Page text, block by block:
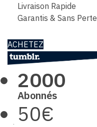
Livraison Rapide
Garantis & Sans Perte
ACHETEZ
2000
Abonnés
50€